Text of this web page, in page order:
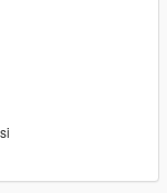
public-security-